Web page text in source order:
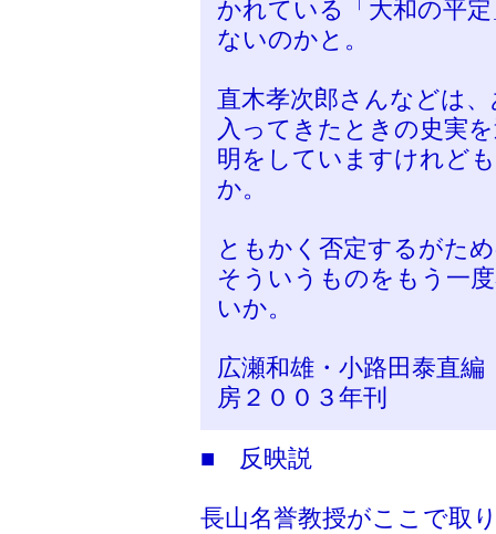
かれている「大和の平
ないのかと。
直木孝次郎さんなどは
入ってきたときの史実
明をしていますけれど
か。
ともかく否定するがた
そういうものをもう一
いか。
広瀬和雄・小路田泰直
房２００３年刊
■ 反映説
長山名誉教授がここで取